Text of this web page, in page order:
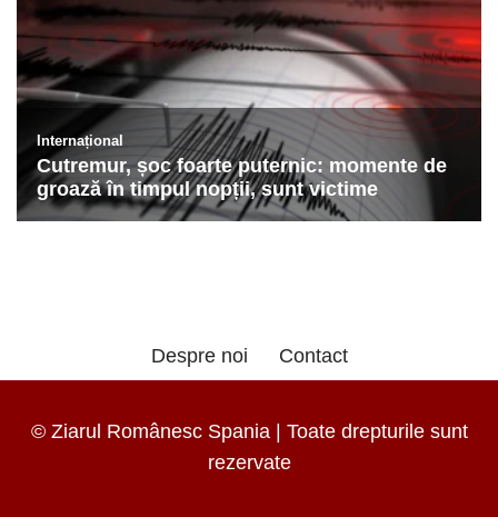
Despre noi Contact
© Ziarul Românesc Spania | Toate drepturile sunt
rezervate